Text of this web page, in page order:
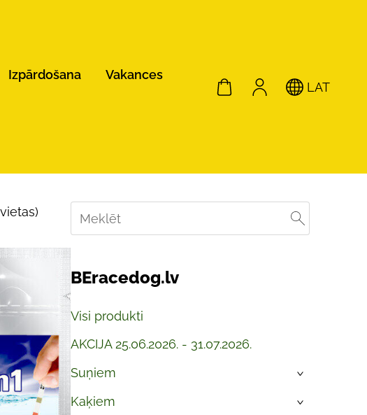
Izpārdošana
Vakances
LAT
BEracedog.lv
Visi produkti
AKCIJA 25.06.2026. - 31.07.2026.
Suņiem
›
Kaķiem ›